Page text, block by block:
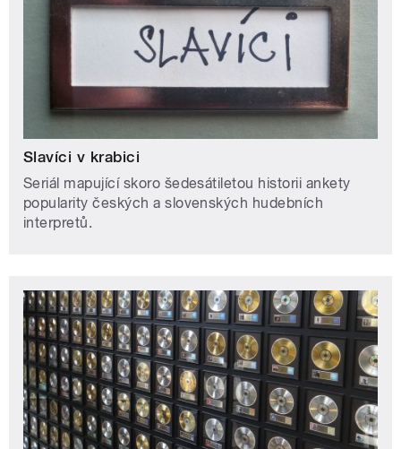
Slavíci v krabici
Seriál mapující skoro šedesátiletou historii ankety
popularity českých a slovenských hudebních
interpretů.